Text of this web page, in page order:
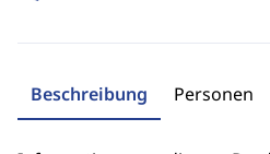
Beschreibung Personen